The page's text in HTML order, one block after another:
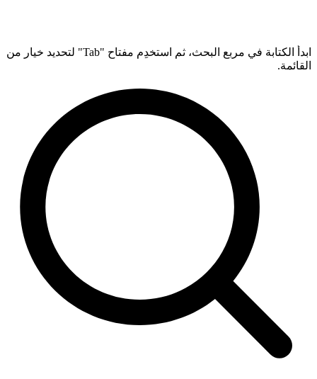
ابدأ الكتابة في مربع البحث، ثم استخدِم مفتاح "Tab" لتحديد خيار من
القائمة.